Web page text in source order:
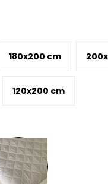
180x200 cm
120x200 cm